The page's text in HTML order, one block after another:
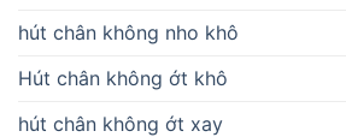
hút chân không nho khô
Hút chân không ớt khô
hút chân không ớt xay